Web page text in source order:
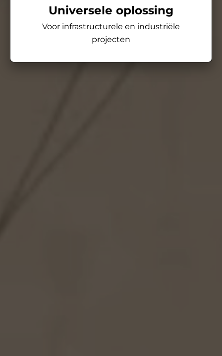
Universele oplossing
Voor infrastructurele en industriële
projecten